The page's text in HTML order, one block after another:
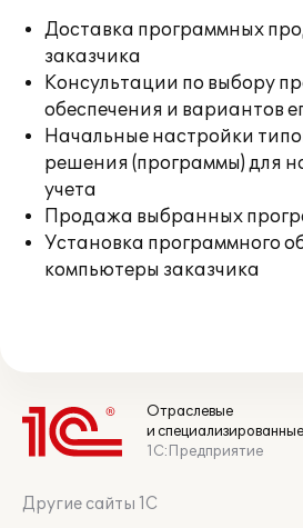
Доставка программных
заказчика
Консультации по выбору
обеспечения и вариантов
Начальные настройки
решения (программы) для
учета
Продажа выбранных
Установка программного
компьютеры заказчика
Отраслевые
и
1С:Предприятие
Другие сайты 1С